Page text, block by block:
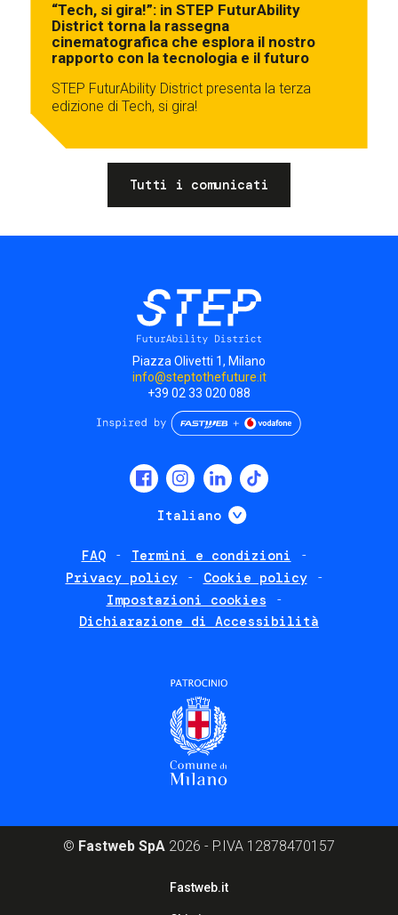
“Tech, si gira!”: in STEP FuturAbility
District torna la rassegna
cinematografica che esplora il nostro
rapporto con la tecnologia e il futuro
STEP FuturAbility District presenta la terza
edizione di Tech, si gira!
Tutti i comunicati
Piazza Olivetti 1, Milano
info@steptothefuture.it
+39 02 33 020 088
Italiano Mostra ulteriori
FAQ
Termini e condizioni
Privacy policy
Cookie policy
Impostazioni cookies
Dichiarazione di Accessibilità
© Fastweb SpA 2026 - P.IVA 12878470157
Fastweb.it